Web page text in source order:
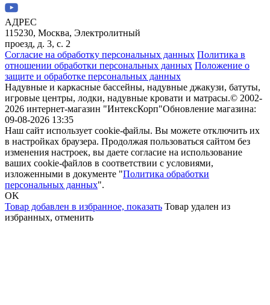
АДРЕС
115230, Москва, Электролитный
проезд, д. 3, с. 2
Согласие на обработку персональных данных Политика в
отношении обработки персональных данных Положение о
защите и обработке персональных данных
Надувные и каркасные бассейны, надувные джакузи, батуты,
игровые центры, лодки, надувные кровати и матрасы.© 2002-
2026 интернет-магазин "ИнтексКорп"Обновление магазина:
09-08-2026 13:35
Наш сайт использует cookie-файлы. Вы можете отключить их
в настройках браузера. Продолжая пользоваться сайтом без
изменения настроек, вы даете согласие на использование
ваших cookie-файлов в соответствии с условиями,
изложенными в документе "Политика обработки
персональных данных".
OK
Товар добавлен в избранное, показать Товар удален из
избранных, отменить